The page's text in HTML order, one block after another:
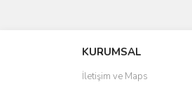
KURUMSAL
İletişim ve Maps